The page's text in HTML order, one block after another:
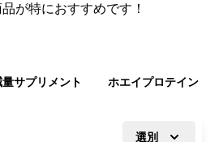
が特におすすめです！
量サプリメント ホエイプロテイン
選別